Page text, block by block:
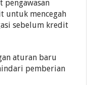
pengawasan
untuk mencegah
sebelum kredit
aturan baru
pemberian